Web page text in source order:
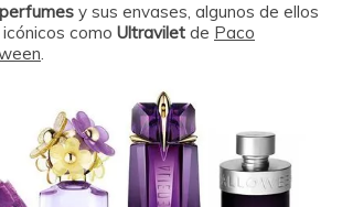
perfumes y sus envases, algunos de ellos
como Ultravilet de Paco
.